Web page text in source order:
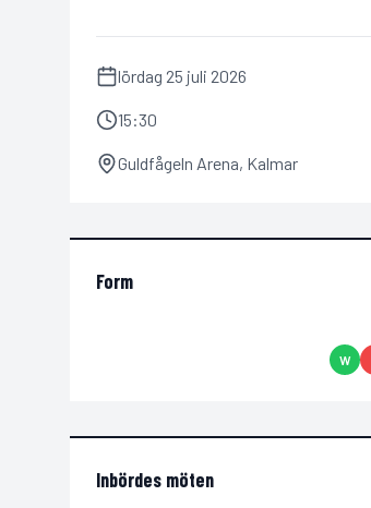
lördag 25 juli 2026
15:30
Guldfågeln Arena, Kalmar
Form
W
Inbördes möten